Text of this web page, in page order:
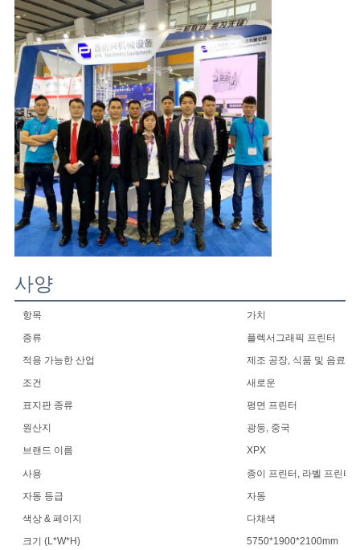
사양
항목
가치
종류
플렉서그래픽 프린터
적용 가능한 산업
제조 공장, 식품 및 음료
조건
새로운
표지판 종류
평면 프린터
원산지
광둥, 중국
브랜드 이름
XPX
사용
종이 프린터, 라벨 프린터
자동 등급
자동
색상 & 페이지
다채색
크기 (L*W*H)
5750*1900*2100mm